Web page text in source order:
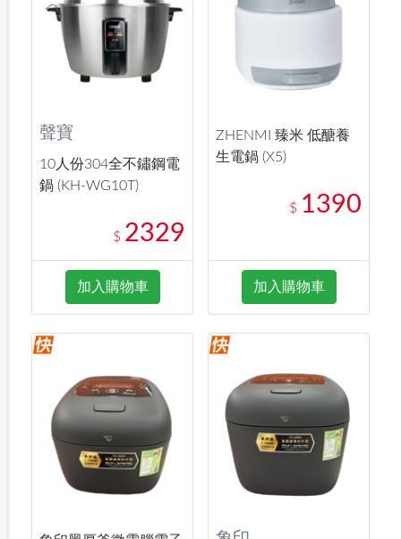
聲寶
10人份304全不鏽鋼電
鍋 (KH-WG10T)
$ 2329
加入購物車
ZHENMI 臻米 低醣養
生電鍋 (X5)
$ 1390
加入購物車